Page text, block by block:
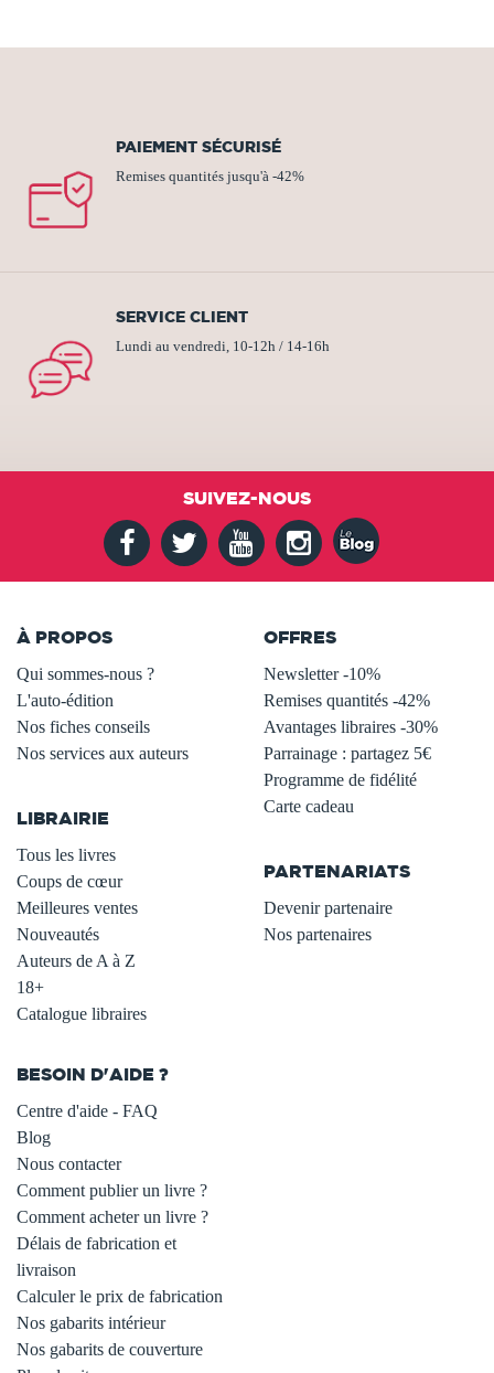
PAIEMENT SÉCURISÉ
Remises quantités jusqu'à -42%
SERVICE CLIENT
Lundi au vendredi, 10-12h / 14-16h
SUIVEZ-NOUS
À PROPOS
Qui sommes-nous ?
L'auto-édition
Nos fiches conseils
Nos services aux auteurs
LIBRAIRIE
Tous les livres
Coups de cœur
Meilleures ventes
Nouveautés
Auteurs de A à Z
18+
Catalogue libraires
OFFRES
Newsletter -10%
Remises quantités -42%
Avantages libraires -30%
Parrainage : partagez 5€
Programme de fidélité
Carte cadeau
PARTENARIATS
Devenir partenaire
Nos partenaires
BESOIN D'AIDE ?
Centre d'aide - FAQ
Blog
Nous contacter
Comment publier un livre ?
Comment acheter un livre ?
Délais de fabrication et
livraison
Calculer le prix de fabrication
Nos gabarits intérieur
Nos gabarits de couverture